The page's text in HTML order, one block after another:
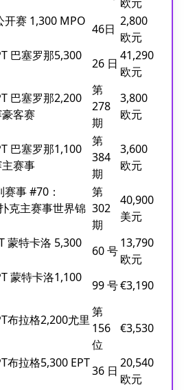
开赛 1,300 MPO
46日
2,800
欧元
巴塞罗那5,300
26 日
41,290
欧元
巴塞罗那2,200
客赛
第
278
期
3,800
欧元
巴塞罗那1,100
赛事
第
384
期
3,600
欧元
事 #70：
克主赛事世界锦
第
302
期
40,900
美元
蒙特卡洛 5,300
60 号
13,790
欧元
蒙特卡洛1,100
99 号€3,190
布拉格2,200尤里
第
156
位
€3,530
布拉格5,300 EPT
36 日
20,540
欧元